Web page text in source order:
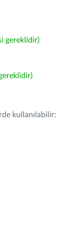
gereklidir)
kullanılabilir: